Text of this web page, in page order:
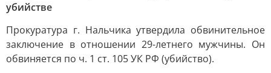
убийстве
Прокуратура г. Нальчика утвердила обвинительное
заключение в отношении 29-летнего мужчины. Он
обвиняется по ч. 1 ст. 105 УК РФ (убийство).